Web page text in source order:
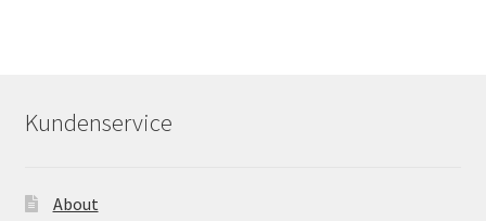
Kundenservice
About